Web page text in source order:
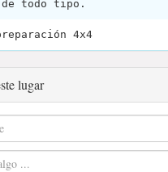
de todo tipo.
4x4
lugar